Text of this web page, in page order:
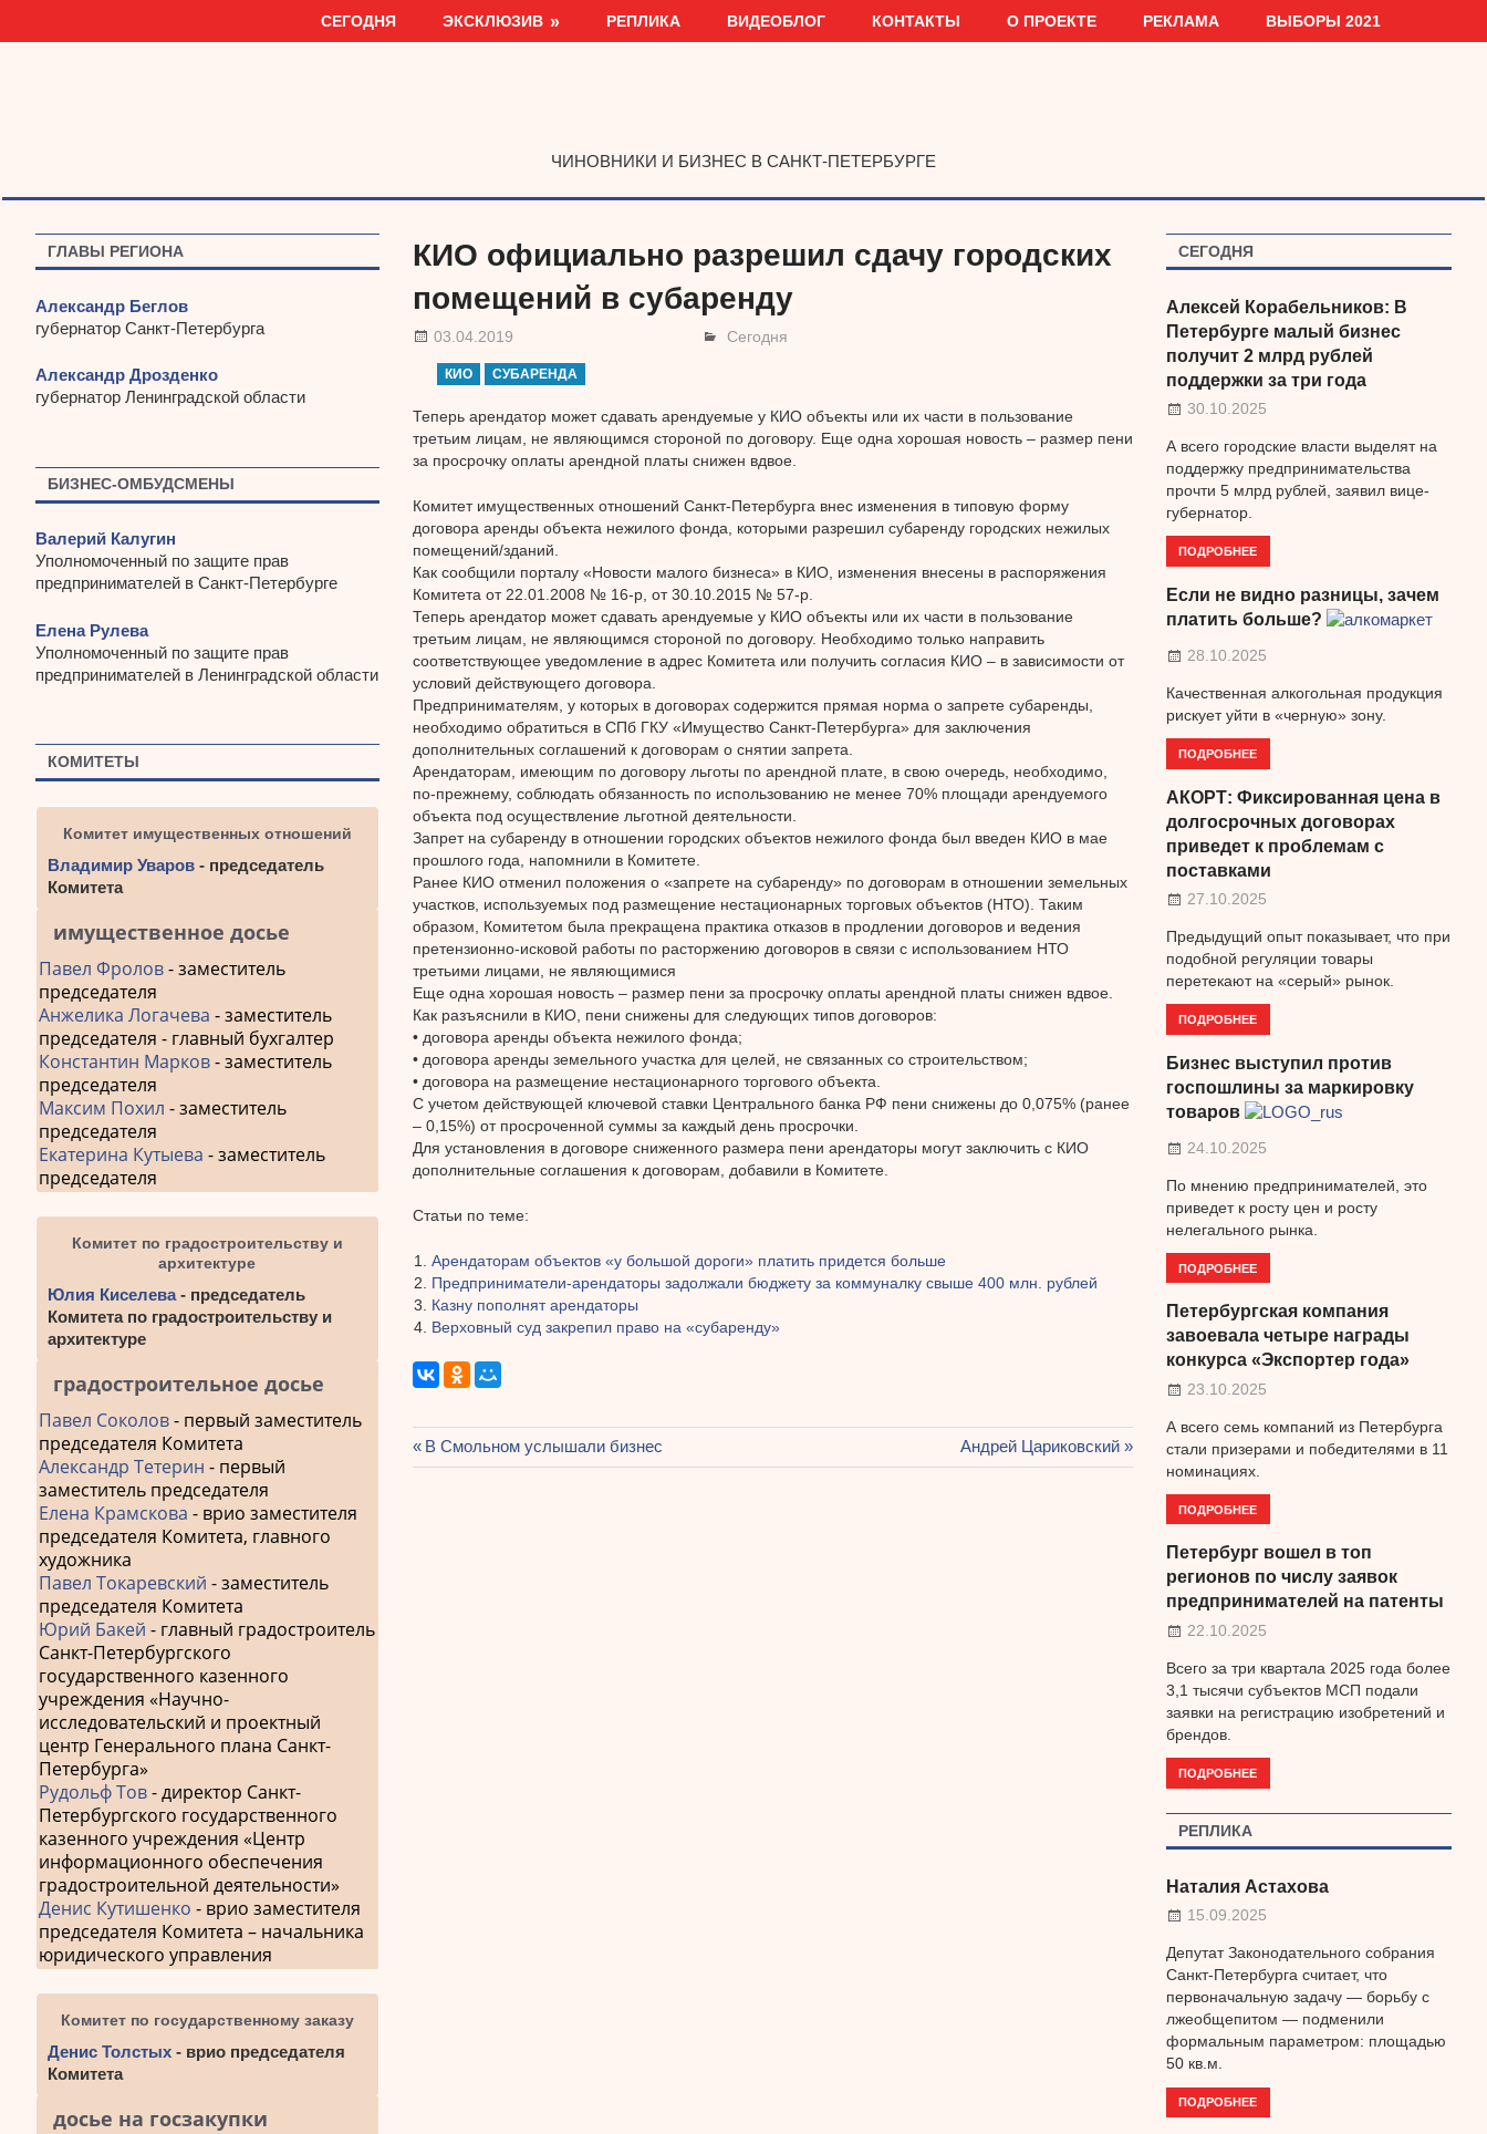
СЕГОДНЯ ЭКСКЛЮЗИВ РЕПЛИКА ВИДЕОБЛОГ КОНТАКТЫ О ПРОЕКТЕ РЕКЛАМА ВЫБОРЫ 2021
ЧИНОВНИКИ И БИЗНЕС В САНКТ-ПЕТЕРБУРГЕ
КИО официально разрешил сдачу городских
помещений в субаренду
03.04.2019 Сегодня
КИО СУБАРЕНДА
Теперь арендатор может сдавать арендуемые у КИО объекты или их части в пользование
третьим лицам, не являющимся стороной по договору. Еще одна хорошая новость – размер пени
за просрочку оплаты арендной платы снижен вдвое.
Комитет имущественных отношений Санкт-Петербурга внес изменения в типовую форму
договора аренды объекта нежилого фонда, которыми разрешил субаренду городских нежилых
помещений/зданий.
Как сообщили порталу «Новости малого бизнеса» в КИО, изменения внесены в распоряжения
Комитета от 22.01.2008 № 16-р, от 30.10.2015 № 57-р.
Теперь арендатор может сдавать арендуемые у КИО объекты или их части в пользование
третьим лицам, не являющимся стороной по договору. Необходимо только направить
соответствующее уведомление в адрес Комитета или получить согласия КИО – в зависимости от
условий действующего договора.
Предпринимателям, у которых в договорах содержится прямая норма о запрете субаренды,
необходимо обратиться в СПб ГКУ «Имущество Санкт-Петербурга» для заключения
дополнительных соглашений к договорам о снятии запрета.
Арендаторам, имеющим по договору льготы по арендной плате, в свою очередь, необходимо,
по-прежнему, соблюдать обязанность по использованию не менее 70% площади арендуемого
объекта под осуществление льготной деятельности.
Запрет на субаренду в отношении городских объектов нежилого фонда был введен КИО в мае
прошлого года, напомнили в Комитете.
Ранее КИО отменил положения о «запрете на субаренду» по договорам в отношении земельных
участков, используемых под размещение нестационарных торговых объектов (НТО). Таким
образом, Комитетом была прекращена практика отказов в продлении договоров и ведения
претензионно-исковой работы по расторжению договоров в связи с использованием НТО
третьими лицами, не являющимися
Еще одна хорошая новость – размер пени за просрочку оплаты арендной платы снижен вдвое.
Как разъяснили в КИО, пени снижены для следующих типов договоров:
• договора аренды объекта нежилого фонда;
• договора аренды земельного участка для целей, не связанных со строительством;
• договора на размещение нестационарного торгового объекта.
С учетом действующей ключевой ставки Центрального банка РФ пени снижены до 0,075% (ранее
– 0,15%) от просроченной суммы за каждый день просрочки.
Для установления в договоре сниженного размера пени арендаторы могут заключить с КИО
дополнительные соглашения к договорам, добавили в Комитете.
Статьи по теме:
Арендаторам объектов «у большой дороги» платить придется больше
Предприниматели-арендаторы задолжали бюджету за коммуналку свыше 400 млн. рублей
Казну пополнят арендаторы
Верховный суд закрепил право на «субаренду»
Навигация
Предыдущая
запись:
В Смольном услышали бизнес
Следующая
запись:
Андрей Цариковский
ГЛАВЫ РЕГИОНА
Александр Беглов
губернатор Санкт-Петербурга
Александр Дрозденко
губернатор Ленинградской области
БИЗНЕС-ОМБУДСМЕНЫ
Валерий Калугин
Уполномоченный по защите прав
предпринимателей в Санкт-Петербурге
Елена Рулева
Уполномоченный по защите прав
предпринимателей в Ленинградской области
КОМИТЕТЫ
Комитет имущественных отношений
Владимир Уваров - председатель
Комитета
имущественное досье
Павел Фролов- заместитель
председателя
Анжелика Логачева - заместитель
председателя - главный бухгалтер
Константин Марков- заместитель
председателя
Максим Похил - заместитель
председателя
Екатерина Кутыева - заместитель
председателя
Комитет по градостроительству и
архитектуре
Юлия Киселева- председатель
Комитета по градостроительству и
архитектуре
градостроительное досье
Павел Соколов- первый заместитель
председателя Комитета
Александр Тетерин - первый
заместитель председателя
Елена Крамскова - врио заместителя
председателя Комитета, главного
художника
Павел Токаревский - заместитель
председателя Комитета
Юрий Бакей - главный градостроитель
Санкт-Петербургского
государственного казенного
учреждения «Научно-
исследовательский и проектный
центр Генерального плана Санкт-
Петербурга»
Рудольф Тов- директор Санкт-
Петербургского государственного
казенного учреждения «Центр
информационного обеспечения
градостроительной деятельности»
Денис Кутишенко - врио заместителя
председателя Комитета – начальника
юридического управления
Комитет по государственному заказу
Денис Толстых - врио председателя
Комитета
досье на госзакупки
СЕГОДНЯ
Алексей Корабельников: В
Петербурге малый бизнес
получит 2 млрд рублей
поддержки за три года
30.10.2025
А всего городские власти выделят на
поддержку предпринимательства
прочти 5 млрд рублей, заявил вице-
губернатор.
ПОДРОБНЕЕ
Если не видно разницы, зачем
платить больше?
28.10.2025
Качественная алкогольная продукция
рискует уйти в «черную» зону.
ПОДРОБНЕЕ
АКОРТ: Фиксированная цена в
долгосрочных договорах
приведет к проблемам с
поставками
27.10.2025
Предыдущий опыт показывает, что при
подобной регуляции товары
перетекают на «серый» рынок.
ПОДРОБНЕЕ
Бизнес выступил против
госпошлины за маркировку
товаров
24.10.2025
По мнению предпринимателей, это
приведет к росту цен и росту
нелегального рынка.
ПОДРОБНЕЕ
Петербургская компания
завоевала четыре награды
конкурса «Экспортер года»
23.10.2025
А всего семь компаний из Петербурга
стали призерами и победителями в 11
номинациях.
ПОДРОБНЕЕ
Петербург вошел в топ
регионов по числу заявок
предпринимателей на патенты
22.10.2025
Всего за три квартала 2025 года более
3,1 тысячи субъектов МСП подали
заявки на регистрацию изобретений и
брендов.
ПОДРОБНЕЕ
РЕПЛИКА
Наталия Астахова
15.09.2025
Депутат Законодательного собрания
Санкт-Петербурга считает, что
первоначальную задачу — борьбу с
лжеобщепитом — подменили
формальным параметром: площадью
50 кв.м.
ПОДРОБНЕЕ